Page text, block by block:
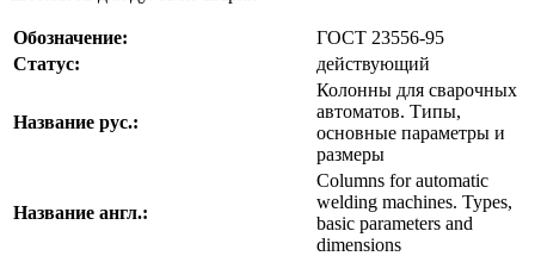
Обозначение:
ГОСТ 23556-95
Статус:
действующий
Название рус.:
Колонны для сварочных
автоматов. Типы,
основные параметры и
размеры
Название англ.:
Columns for automatic
welding machines. Types,
basic parameters and
dimensions